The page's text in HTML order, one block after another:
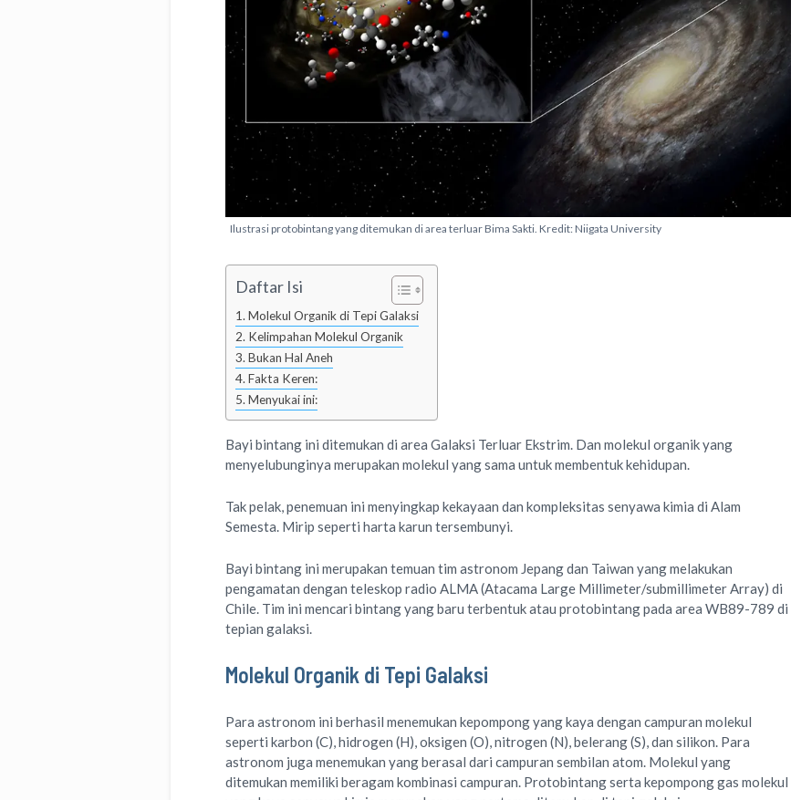
Ilustrasi protobintang yang ditemukan di area terluar Bima Sakti. Kredit: Niigata University
Daftar Isi
Molekul Organik di Tepi Galaksi
Kelimpahan Molekul Organik
Bukan Hal Aneh
Fakta Keren:
Menyukai ini:
Bayi bintang ini ditemukan di area Galaksi Terluar Ekstrim. Dan molekul organik yang
menyelubunginya merupakan molekul yang sama untuk membentuk kehidupan.
Tak pelak, penemuan ini menyingkap kekayaan dan kompleksitas senyawa kimia di Alam
Semesta. Mirip seperti harta karun tersembunyi.
Bayi bintang ini merupakan temuan tim astronom Jepang dan Taiwan yang melakukan
pengamatan dengan teleskop radio ALMA (Atacama Large Millimeter/submillimeter Array) di
Chile. Tim ini mencari bintang yang baru terbentuk atau protobintang pada area WB89-789 di
tepian galaksi.
Molekul Organik di Tepi Galaksi
Para astronom ini berhasil menemukan kepompong yang kaya dengan campuran molekul
seperti karbon (C), hidrogen (H), oksigen (O), nitrogen (N), belerang (S), dan silikon. Para
astronom juga menemukan yang berasal dari campuran sembilan atom. Molekul yang
ditemukan memiliki beragam kombinasi campuran. Protobintang serta kepompong gas molekul